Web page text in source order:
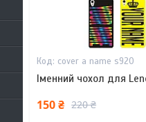
cover a name s920
Іменний чохол для
150 ₴ 220 ₴